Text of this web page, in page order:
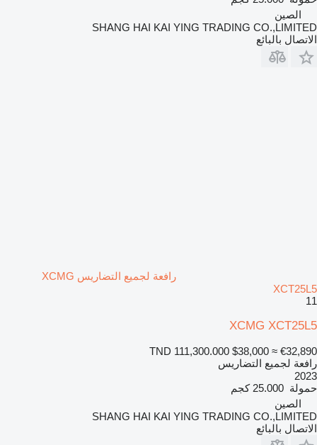
الصين
SHANG HAI KAI YING TRADING CO.,LIMITED
الاتصال بالبائع
رافعة لجميع التضاريس XCMG
XCT25L5
11
XCMG XCT25L5
TND 111,300.000 $38,000 ≈ €32,890
رافعة لجميع التضاريس
2023
حمولة 25.000 كجم
الصين
SHANG HAI KAI YING TRADING CO.,LIMITED
الاتصال بالبائع